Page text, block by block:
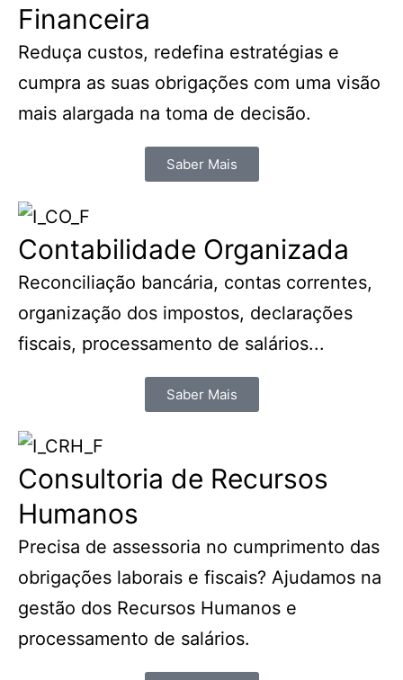
Financeira
Reduça custos, redefina estratégias e
cumpra as suas obrigações com uma visão
mais alargada na toma de decisão.
Saber Mais
Contabilidade Organizada
Reconciliação bancária, contas correntes,
organização dos impostos, declarações
fiscais, processamento de salários...
Saber Mais
Consultoria de Recursos
Humanos
Precisa de assessoria no cumprimento das
obrigações laborais e fiscais? Ajudamos na
gestão dos Recursos Humanos e
processamento de salários.